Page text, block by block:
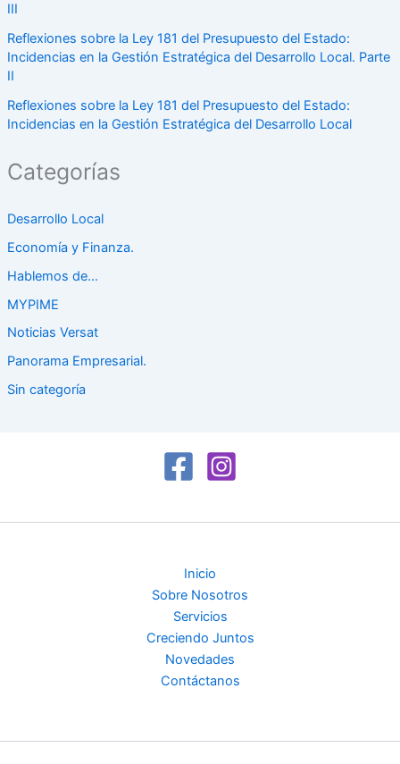
III
Reflexiones sobre la Ley 181 del Presupuesto del Estado:
Incidencias en la Gestión Estratégica del Desarrollo Local. Parte
II
Reflexiones sobre la Ley 181 del Presupuesto del Estado:
Incidencias en la Gestión Estratégica del Desarrollo Local
Categorías
Desarrollo Local
Economía y Finanza.
Hablemos de…
MYPIME
Noticias Versat
Panorama Empresarial.
Sin categoría
Inicio
Sobre Nosotros
Servicios
Creciendo Juntos
Novedades
Contáctanos